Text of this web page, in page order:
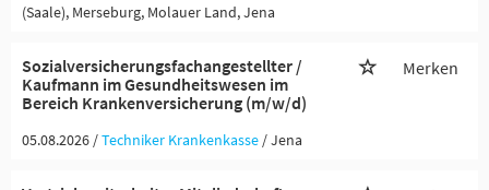
(Saale), Merseburg, Molauer Land, Jena
Sozialversicherungsfachangestellter /
Kaufmann im Gesundheitswesen im
Bereich Krankenversicherung (m/w/d)
Merken
05.08.2026 /Techniker Krankenkasse / Jena